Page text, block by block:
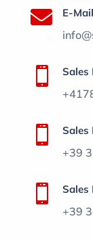
 E-Mail
 Sales
 Sales
+39
 Sales
+39